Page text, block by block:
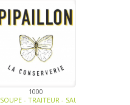
TAPENADE-VIANDE - CHARCUTERIE -
1000
- TRAITEUR - SAUCE-